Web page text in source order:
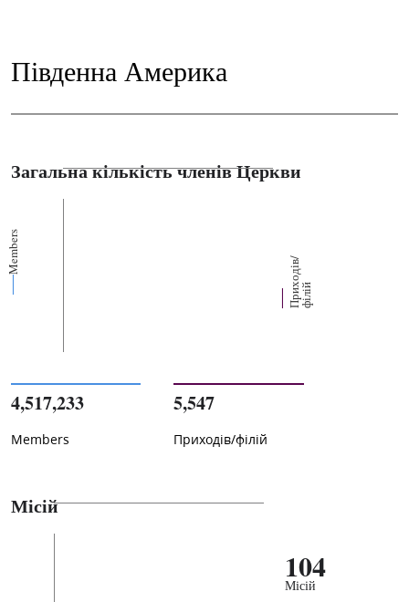
Південна Америка
Загальна кількість членів Церкви
Members
П
р
их
о
д
і
в
/
ф
і
л
ій
4,517,233
Members
5,547
Приходів/філій
Місій
104
Місій